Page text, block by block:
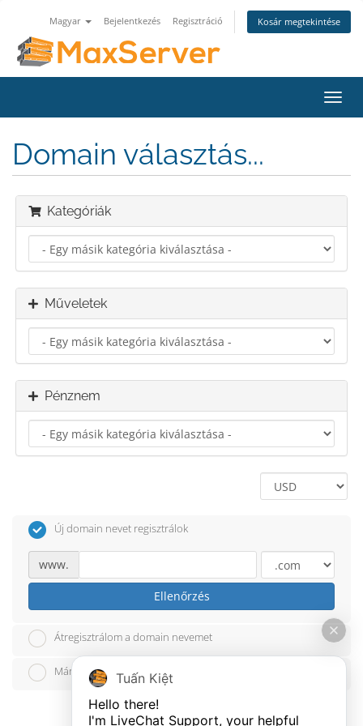
Magyar Bejelentkezés Regisztráció Kosár megtekintése
a
Domain választás...
Kategóriák
Műveletek
Pénznem
Új domain nevet regisztrálok
www.
Ellenőrzés
Átregisztrálom a domain nevemet
Már van domain nevem, azt használom
Tuấn Kiệt
Hello there!
I'm LiveChat Support, your helpful